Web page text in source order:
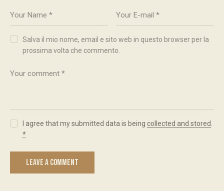
Salva il mio nome, email e sito web in questo browser per la
prossima volta che commento.
I agree that my submitted data is being collected and stored
*